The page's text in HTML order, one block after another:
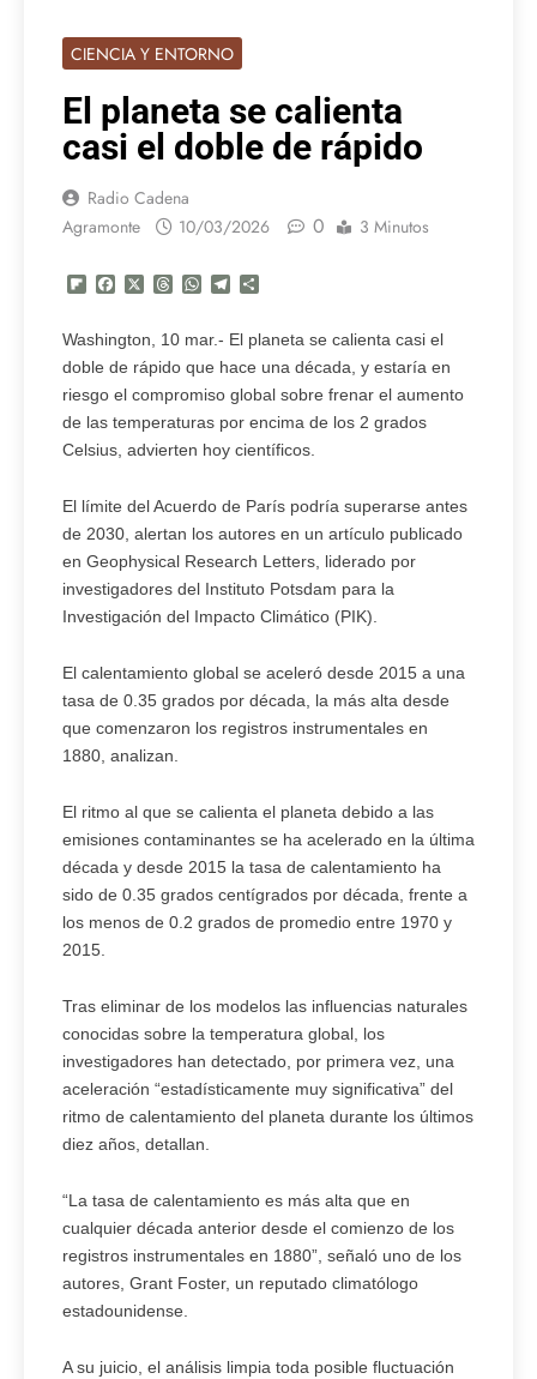
CIENCIA Y ENTORNO
El planeta se calienta
casi el doble de rápido
Radio Cadena
Agramonte
10/03/2026 0 3 Minutos
Flipboard
FacebookThreadsWhatsApp
Telegram
Washington, 10 mar.- El planeta se calienta casi el
doble de rápido que hace una década, y estaría en
riesgo el compromiso global sobre frenar el aumento
de las temperaturas por encima de los 2 grados
Celsius, advierten hoy científicos.
El límite del Acuerdo de París podría superarse antes
de 2030, alertan los autores en un artículo publicado
en Geophysical Research Letters, liderado por
investigadores del Instituto Potsdam para la
Investigación del Impacto Climático (PIK).
El calentamiento global se aceleró desde 2015 a una
tasa de 0.35 grados por década, la más alta desde
que comenzaron los registros instrumentales en
1880, analizan.
El ritmo al que se calienta el planeta debido a las
emisiones contaminantes se ha acelerado en la última
década y desde 2015 la tasa de calentamiento ha
sido de 0.35 grados centígrados por década, frente a
los menos de 0.2 grados de promedio entre 1970 y
2015.
Tras eliminar de los modelos las influencias naturales
conocidas sobre la temperatura global, los
investigadores han detectado, por primera vez, una
aceleración “estadísticamente muy significativa” del
ritmo de calentamiento del planeta durante los últimos
diez años, detallan.
“La tasa de calentamiento es más alta que en
cualquier década anterior desde el comienzo de los
registros instrumentales en 1880”, señaló uno de los
autores, Grant Foster, un reputado climatólogo
estadounidense.
A su juicio, el análisis limpia toda posible fluctuación